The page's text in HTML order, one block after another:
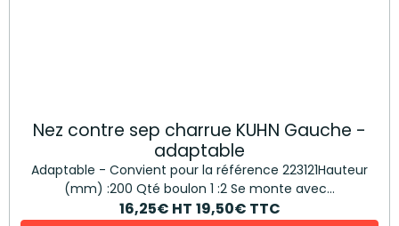
Nez contre sep charrue KUHN Gauche -
adaptable
Adaptable - Convient pour la référence 223121Hauteur
(mm) :200 Qté boulon 1 :2 Se monte avec...
16,25€ HT 19,50€ TTC